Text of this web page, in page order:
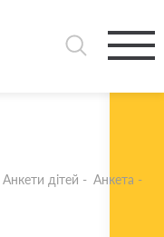
Анкети дітей - Анкета -